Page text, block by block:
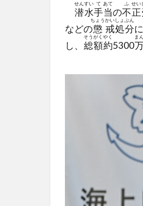
潜
せん
水
すい
手
て
当
あて
の不
ふ
正
せい
などの懲
ちょう
戒
かい
処
しょ
分
ぶん
し、 総
そう
額
がく
約
やく
5300
まん